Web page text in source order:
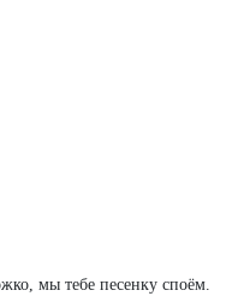
мы тебе песенку споём.